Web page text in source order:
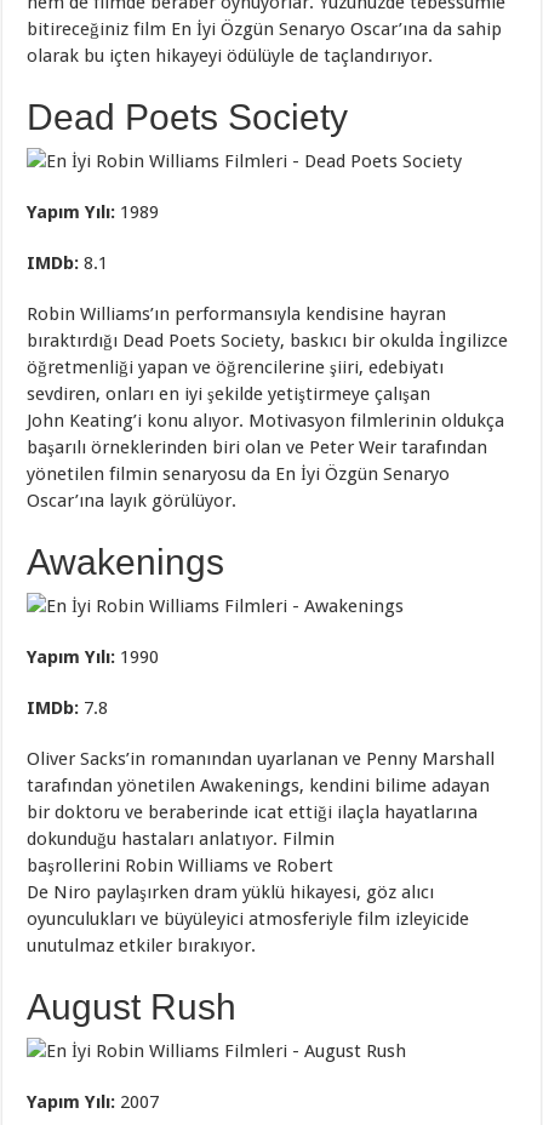
bitireceğiniz film En İyi Özgün Senaryo Oscar’ına da sahip
olarak bu içten hikayeyi ödülüyle de taçlandırıyor.
Dead Poets Society
Yapım Yılı: 1989
IMDb:8.1
Robin Williams’ın performansıyla kendisine hayran
bıraktırdığı Dead Poets Society, baskıcı bir okulda İngilizce
öğretmenliği yapan ve öğrencilerine şiiri, edebiyatı
sevdiren, onları en iyi şekilde yetiştirmeye çalışan
John Keating’i konu alıyor. Motivasyon filmlerinin oldukça
başarılı örneklerinden biri olan ve Peter Weir tarafından
yönetilen filmin senaryosu da En İyi Özgün Senaryo
Oscar’ına layık görülüyor.
Awakenings
Yapım Yılı: 1990
IMDb: 7.8
Oliver Sacks’in romanından uyarlanan ve Penny Marshall
tarafından yönetilen Awakenings, kendini bilime adayan
bir doktoru ve beraberinde icat ettiği ilaçla hayatlarına
dokunduğu hastaları anlatıyor. Filmin
başrollerini Robin Williams ve Robert
De Niro paylaşırken dram yüklü hikayesi, göz alıcı
oyunculukları ve büyüleyici atmosferiyle film izleyicide
unutulmaz etkiler bırakıyor.
August Rush
Yapım Yılı: 2007